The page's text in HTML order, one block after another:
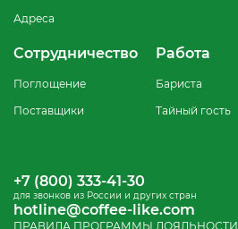
Адреса
Сотрудничество
Поглощение
Поставщики
Работа
Бариста
Тайный гость
+7 (800) 333-41-30
для звонков из России и других стран
hotline@coffee-like.com
ПРАВИЛА ПРОГРАММЫ ЛОЯЛЬНОСТИ